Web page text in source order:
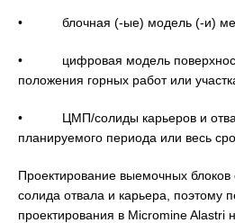
• блочная (-ые) модель (-и)
• цифровая модель
положения горных работ или
• ЦМП/солиды карьеров и
планируемого периода или весь
Проектирование выемочных блоков
солида отвала и карьера, поэтому
проектирования в Micromine Alastri